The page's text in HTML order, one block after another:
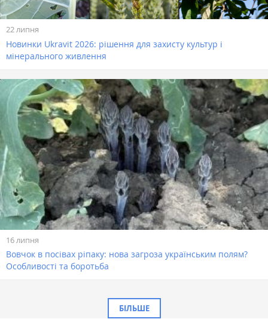
22 липня
Новинки Ukravit 2026: рішення для захисту культур і
мінерального живлення
16 липня
Вовчок в посівах ріпаку: нова загроза українським полям?
Особливості та боротьба
БІЛЬШЕ